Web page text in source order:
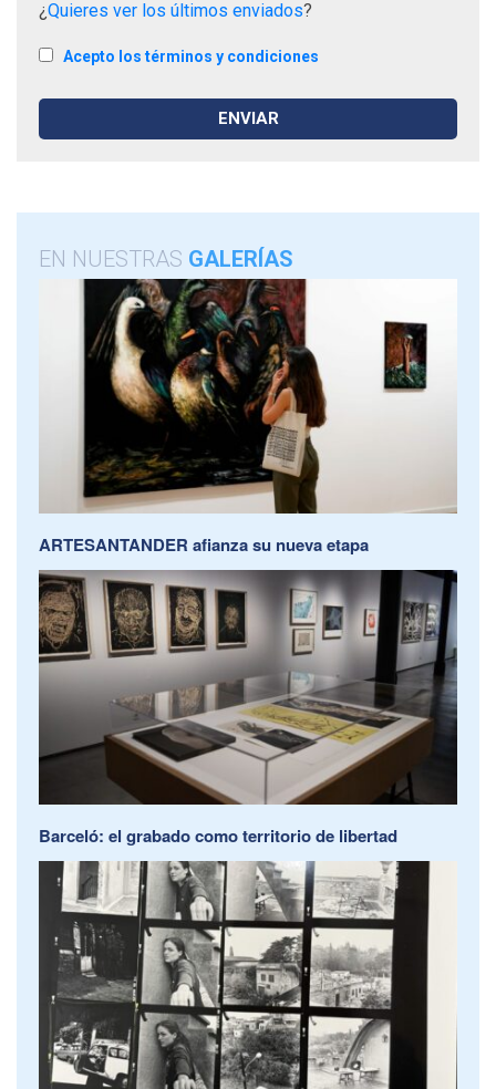
¿Quieres ver los últimos enviados?
Acepto los términos y condiciones
EN NUESTRAS GALERÍAS
ARTESANTANDER afianza su nueva etapa
Barceló: el grabado como territorio de libertad